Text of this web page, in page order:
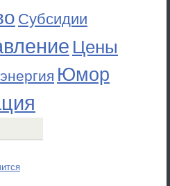
Субсидии
Цены
Юмор